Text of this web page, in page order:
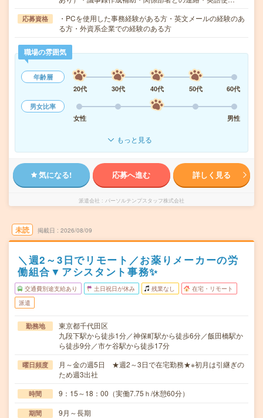
応募資格
・PCを使用した事務経験がある方・英文メールの経験のあ
る方・外資系企業での経験のある方
職場の雰囲気
年齢層
20代
30代 40代 50代
60代
男女比率
女性
男性
もっと見る
気になる! 応募へ進む 詳しく見る
派遣会社 パーソルテンプスタッフ株式会社
未読 掲載日 2026/08/09
＼週2～3日でリモート／お薬りメーカーの労
働組合▼アシスタント事務✨
交通費別途支給あり 土日祝日が休み 残業なし 在宅・リモート
派遣
勤務地
東京都千代田区
九段下駅から徒歩1分／神保町駅から徒歩6分／飯田橋駅か
ら徒歩9分／市ケ谷駅から徒歩17分
曜日頻度
月～金の週5日 ★週2～3日で在宅勤務★※初月は引継ぎの
ため週3出社
時間 9：15～18：00（実働7.75ｈ/休憩60分）
期間 9月～長期